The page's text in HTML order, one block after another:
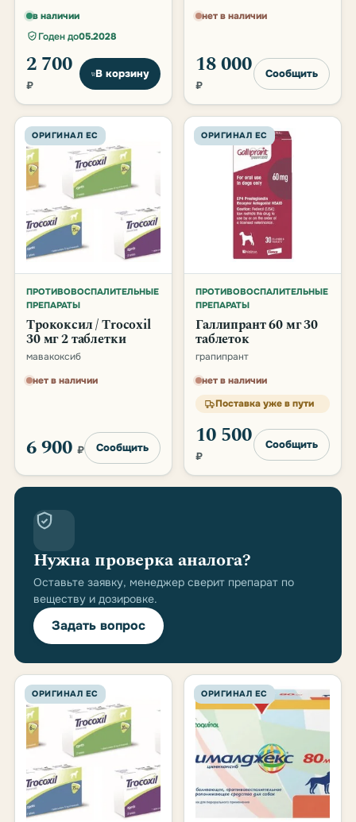
в наличии
Годен до05.2028
2 700
₽
В корзину
нет в наличии
18 000
₽
Сообщить
ОРИГИНАЛ ЕС
ПРОТИВОВОСПАЛИТЕЛЬНЫЕ
ПРЕПАРАТЫ
Трококсил / Trocoxil
30 мг 2 таблетки
мавакоксиб
нет в наличии
6 900 ₽ Сообщить
ОРИГИНАЛ ЕС
ПРОТИВОВОСПАЛИТЕЛЬНЫЕ
ПРЕПАРАТЫ
Галлипрант 60 мг 30
таблеток
грапипрант
нет в наличии
Поставка уже в пути
10 500
₽
Сообщить
Нужна проверка аналога?
Оставьте заявку, менеджер сверит препарат по
веществу и дозировке.
Задать вопрос
ОРИГИНАЛ ЕС ОРИГИНАЛ ЕС